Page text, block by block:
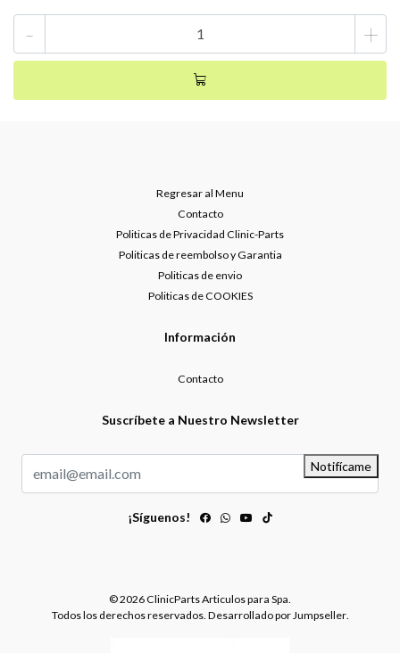
- +
Regresar al Menu
Contacto
Politicas de Privacidad Clinic-Parts
Politicas de reembolso y Garantia
Politicas de envio
Politicas de COOKIES
Información
Contacto
Suscríbete a Nuestro Newsletter
Notifícame
¡Síguenos!
© 2026 ClinicParts Articulos para Spa.
Todos los derechos reservados. Desarrollado por Jumpseller.